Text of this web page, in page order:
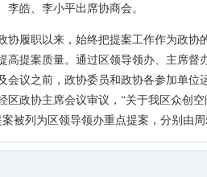
李皓、李小平出席协商会。
协履职以来，始终把提案工作作为政
高提案质量。通过区领导领办、主席
会议之前，政协委员和政协各参加单
区政协主席会议审议，“关于我区众创
被列为区领导领办重点提案，分别由